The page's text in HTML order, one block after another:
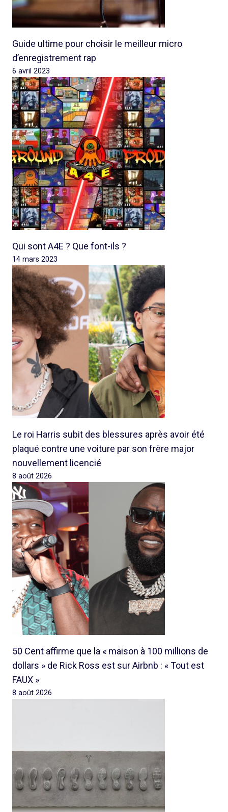
Guide ultime pour choisir le meilleur micro
d’enregistrement rap
6 avril 2023
Qui sont A4E ? Que font-ils ?
14 mars 2023
Le roi Harris subit des blessures après avoir été
plaqué contre une voiture par son frère major
nouvellement licencié
8 août 2026
50 Cent affirme que la « maison à 100 millions de
dollars » de Rick Ross est sur Airbnb : « Tout est
FAUX »
8 août 2026